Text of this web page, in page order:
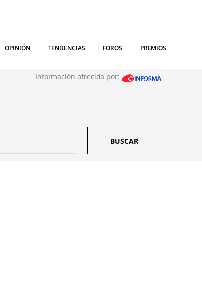
OPINIÓN TENDENCIAS FOROS PREMIOS
Información ofrecida por:
BUSCAR